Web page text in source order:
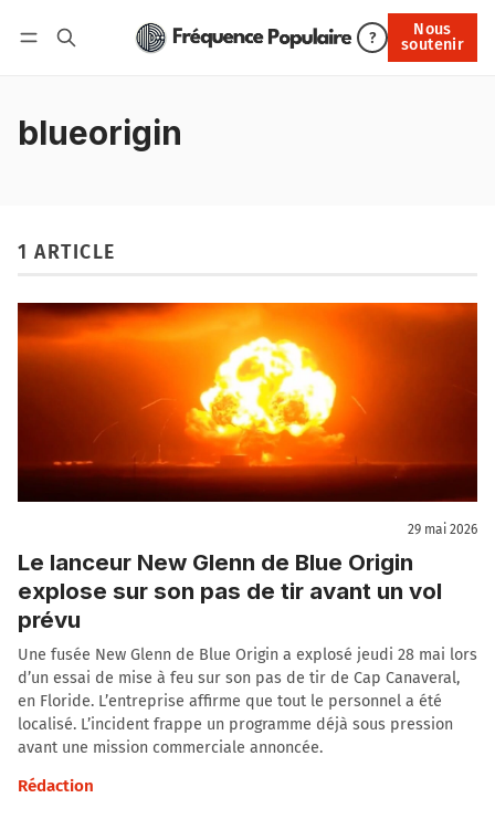
?
Nous
soutenir
Nous soutenir
blueorigin
1 ARTICLE
29 mai 2026
Le lanceur New Glenn de Blue Origin
explose sur son pas de tir avant un vol
prévu
Une fusée New Glenn de Blue Origin a explosé jeudi 28 mai lors
d’un essai de mise à feu sur son pas de tir de Cap Canaveral,
en Floride. L’entreprise affirme que tout le personnel a été
localisé. L’incident frappe un programme déjà sous pression
avant une mission commerciale annoncée.
Rédaction